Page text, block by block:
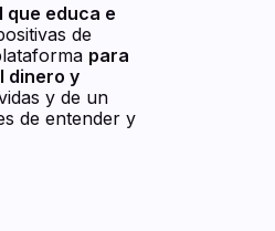
educa e
de
para
dinero y
y de un
de entender y